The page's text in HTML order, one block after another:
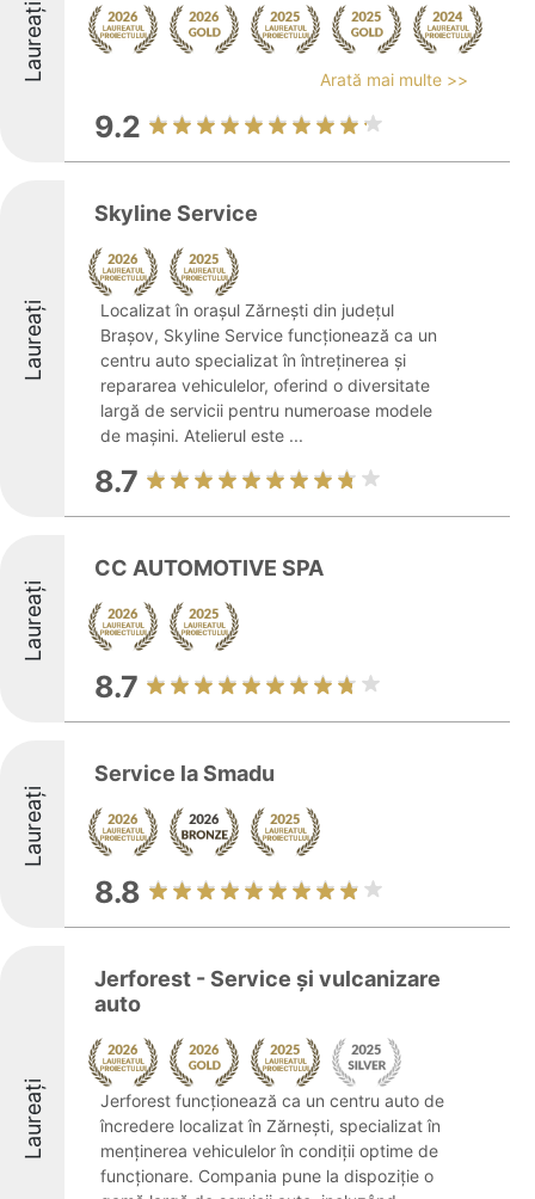
Laureați Arată mai multe >>
9.2
Laureați
Skyline Service
Localizat în orașul Zărnești din județul
Brașov, Skyline Service funcționează ca un
centru auto specializat în întreținerea și
repararea vehiculelor, oferind o diversitate
largă de servicii pentru numeroase modele
de mașini. Atelierul este ...
8.7
Laureați
CC AUTOMOTIVE SPA
8.7
Laureați
Service la Smadu
8.8
Laureați
Jerforest - Service și vulcanizare
auto
Jerforest funcționează ca un centru auto de
încredere localizat în Zărnești, specializat în
menținerea vehiculelor în condiții optime de
funcționare. Compania pune la dispoziție o